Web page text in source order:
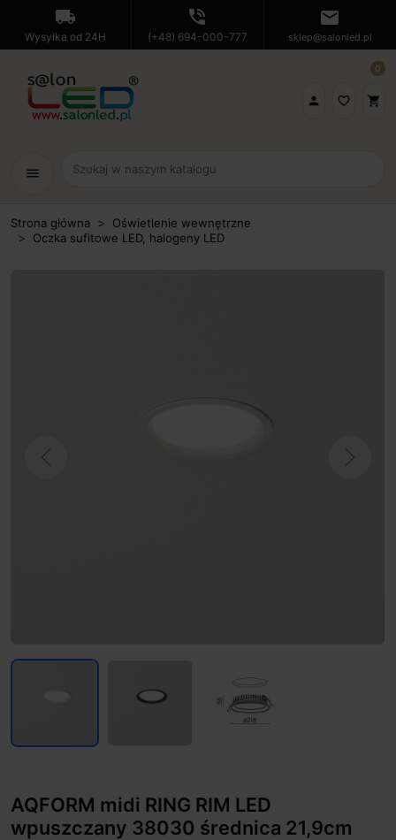
local_shipping
Wysyłka od 24H
phone_in_talk
(+48) 694-000-777
mail
sklep@salonled.pl
 favorite_border shopping_cart
0
menu
Strona główna
Oświetlenie wewnętrzne
Oczka sufitowe LED, halogeny LED
AQFORM midi RING RIM LED
wpuszczany 38030 średnica 21,9cm